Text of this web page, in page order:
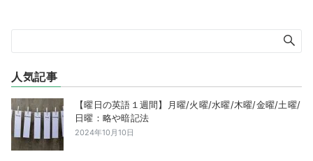
人気記事
【曜日の英語１週間】月曜/火曜/水曜/木曜/金曜/土曜/
日曜：略や暗記法
2024年10月10日